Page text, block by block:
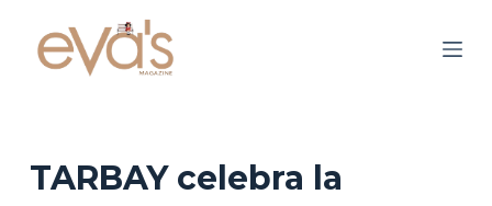
TARBAY celebra la